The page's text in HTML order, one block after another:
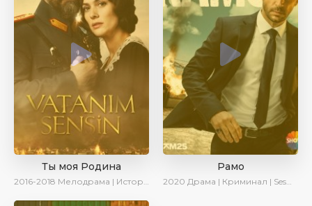
Ты моя Родина
2016-2018 Мелодрама | Исторический | Военный | Turok1990
Рамо
2020 Драма | Криминал | SesDizi | Ирина Котова